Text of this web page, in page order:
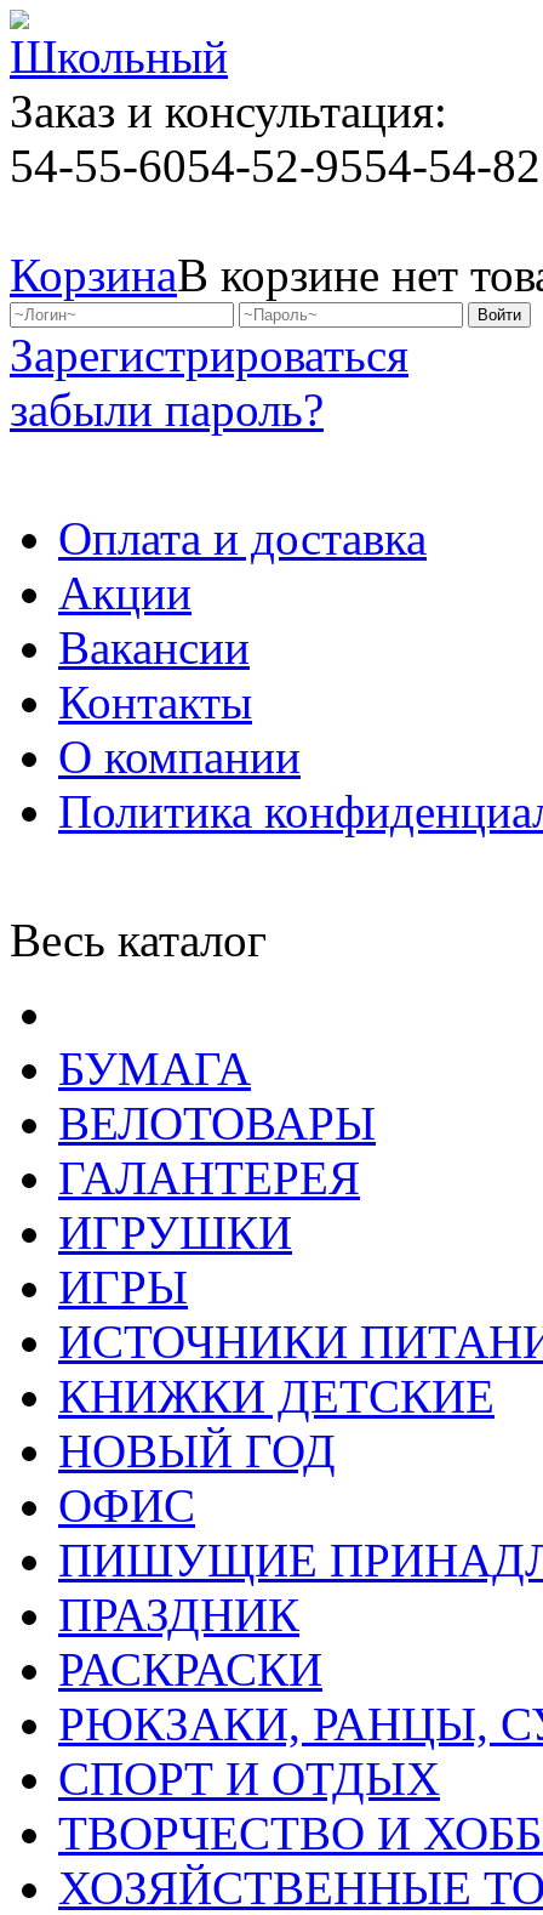
Заказ и консультация:
54-55-6054-52-9554-54-82
КорзинаВ корзине нет
Зарегистрироваться
забыли пароль?
Оплата и доставка
Акции
Вакансии
Контакты
О компании
Политика
Весь каталог
БУМАГА
ВЕЛОТОВАРЫ
ГАЛАНТЕРЕЯ
ИГРУШКИ
ИГРЫ
ИСТОЧНИКИ
КНИЖКИ ДЕТСКИЕ
НОВЫЙ ГОД
ОФИС
ПИШУЩИЕ
ПРАЗДНИК
РАСКРАСКИ
РЮКЗАКИ, РАНЦЫ,
СПОРТ И ОТДЫХ
ТВОРЧЕСТВО И
ХОЗЯЙСТВЕННЫЕ